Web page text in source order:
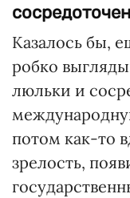
Казалось бы,
робко
люльки и
потом как-то
зрелость,